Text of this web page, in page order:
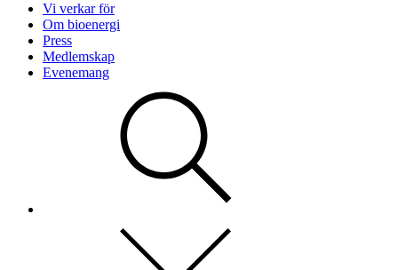
Vi verkar för
Om bioenergi
Press
Medlemskap
Evenemang